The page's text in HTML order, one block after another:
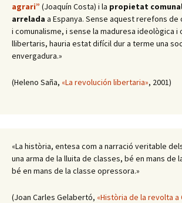
agrari” (Joaquín Costa) i la propietat
arrelada a Espanya. Sense aquest rerefons de
i comunalisme, i sense la maduresa ideològica i
llibertaris, hauria estat difícil dur a terme una
envergadura.»
(Heleno Saña, «La revolución libertaria», 2001)
«La història, entesa com a narració veritable
una arma de la lluita de classes, bé en mans de
bé en mans de la classe opressora.»
(Joan Carles Gelabertó, «Història de la revolta a